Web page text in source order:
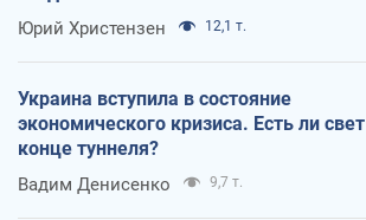
Юрий Христензен 12,1 т.
Украина вступила в состояние
экономического кризиса. Есть ли
конце туннеля?
Вадим Денисенко 9,7 т.